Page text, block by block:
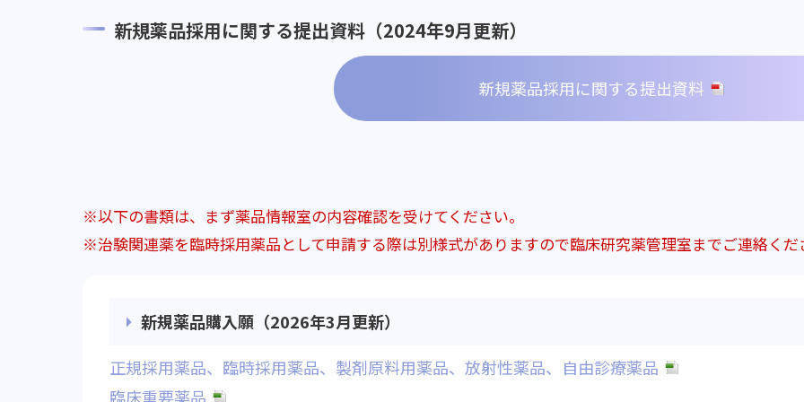
新規薬品採用に関する提出資料（2024年9月更新）
新規薬品採用に関する提出資料
以下の書類は、まず薬品情報室の内容確認を受けてください。
治験関連薬を臨時採用薬品として申請する際は別様式がありますので臨床研究薬管理室までご連絡くだ
新規薬品購入願（2026年3月更新）
正規採用薬品、臨時採用薬品、製剤原料用薬品、放射性薬品、自由診療薬品
臨床重要薬品